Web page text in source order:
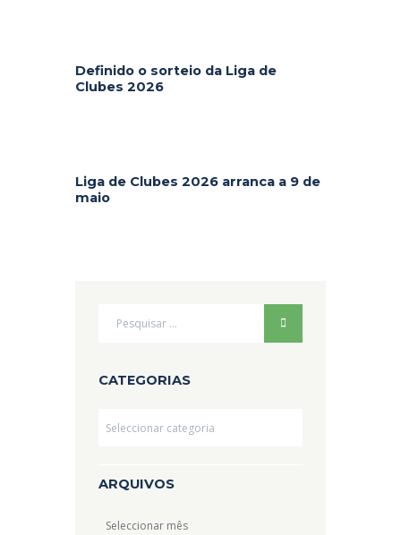
Definido o sorteio da Liga de
Clubes 2026
Liga de Clubes 2026 arranca a 9 de
maio
CATEGORIAS
ARQUIVOS
Arquivos